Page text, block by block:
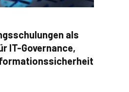
als
IT-Governance,